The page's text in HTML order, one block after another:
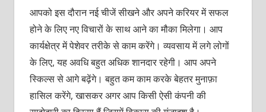
आपको इस दौरान नई चीजें सीखने और अपने करियर में सफल
होने के लिए नए विचारों के साथ आने का मौका मिलेगा। आप
कार्यक्षेत्र में पेशेवर तरीके से काम करेंगे। व्यवसाय में लगे लोगों
के लिए, यह अवधि बहुत अधिक शानदार रहेगी। आप अपने
स्किल्स से आगे बढ़ेंगे। बहुत कम काम करके बेहतर मुनाफ़ा
हासिल करेंगे, खासकर अगर आप किसी ऐसी कंपनी की